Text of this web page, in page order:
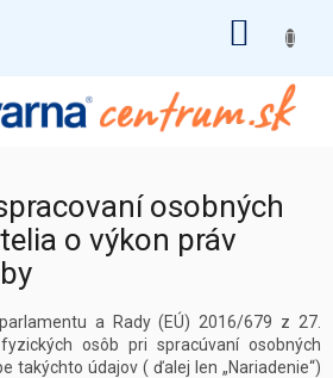
osobných
o výkon práv
a Rady (EÚ) 2016/679 z 27.
osôb pri spracúvaní osobných
takýchto údajov ( ďalej len „Nariadenie“)